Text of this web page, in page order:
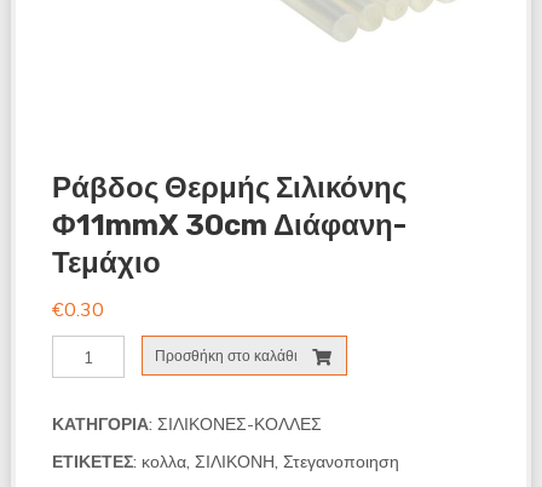
Ράβδος Θερμής Σιλικόνης
Φ11mmX 30cm Διάφανη-
Τεμάχιο
€0.30
Ράβδος
θερμής
Φ11mmX
διάφανη-
Προσθήκη στο καλάθι
ΚΑΤΗΓΟΡΊΑ:ΣΙΛΙΚΟΝΕΣ-ΚΟΛΛΕΣ
ΕΤΙΚΈΤΕΣ: κολλα,ΣΙΛΙΚΟΝΗ,Στεγανοποιηση